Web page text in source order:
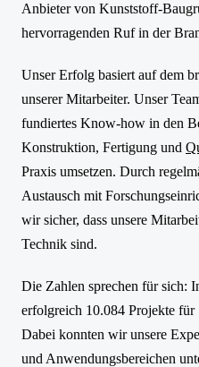
Anbieter von Kunststoff-
hervorragenden Ruf in der
Unser Erfolg basiert auf dem
unserer Mitarbeiter. Unser
fundiertes Know-how in den
Konstruktion, Fertigung und
Praxis umsetzen. Durch
Austausch mit
wir sicher, dass unsere
Technik sind.
Die Zahlen sprechen für sich:
erfolgreich 10.084 Projekte
Dabei konnten wir unsere
und Anwendungsbereichen